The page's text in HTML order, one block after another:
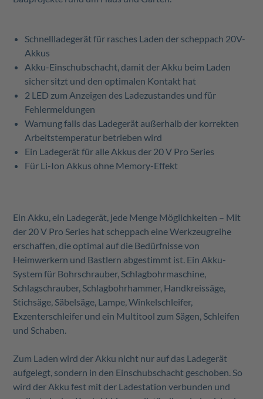
Schnellladegerät für rasches Laden der scheppach 20V-
Akkus
Akku-Einschubschacht, damit der Akku beim Laden
sicher sitzt und den optimalen Kontakt hat
2 LED zum Anzeigen des Ladezustandes und für
Fehlermeldungen
Warnung falls das Ladegerät außerhalb der korrekten
Arbeitstemperatur betrieben wird
Ein Ladegerät für alle Akkus der 20 V Pro Series
Für Li-Ion Akkus ohne Memory-Effekt
Ein Akku, ein Ladegerät, jede Menge Möglichkeiten – Mit
der 20 V Pro Series hat scheppach eine Werkzeugreihe
erschaffen, die optimal auf die Bedürfnisse von
Heimwerkern und Bastlern abgestimmt ist. Ein Akku-
System für Bohrschrauber, Schlagbohrmaschine,
Schlagschrauber, Schlagbohrhammer, Handkreissäge,
Stichsäge, Säbelsäge, Lampe, Winkelschleifer,
Exzenterschleifer und ein Multitool zum Sägen, Schleifen
und Schaben.
Zum Laden wird der Akku nicht nur auf das Ladegerät
aufgelegt, sondern in den Einschubschacht geschoben. So
wird der Akku fest mit der Ladestation verbunden und